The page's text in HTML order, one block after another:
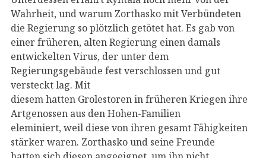
Wahrheit, und warum Zorthasko mit Verbündeten
die Regierung so plötzlich getötet hat. Es gab von
einer früheren, alten Regierung einen damals
entwickelten Virus, der unter dem
Regierungsgebäude fest verschlossen und gut
versteckt lag. Mit
diesem hatten Grolestoren in früheren Kriegen ihre
Artgenossen aus den Hohen-Familien
eleminiert, weil diese von ihren gesamt Fähigkeiten
stärker waren. Zorthasko und seine Freunde